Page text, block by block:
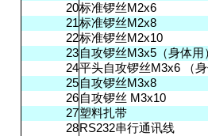
20标准锣丝M2x6
21标准锣丝M2x8
22标准锣丝M2x10
23自攻锣丝M3x5 （身体用
24平头自攻锣丝M3x6 （
25自攻锣丝M3x8
26自攻锣丝 M3x10
27塑料扎带
28RS232串行通讯线